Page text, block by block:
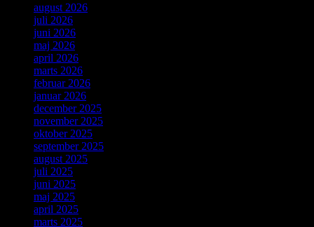
august 2026
juli 2026
juni 2026
maj 2026
april 2026
marts 2026
februar 2026
januar 2026
december 2025
november 2025
oktober 2025
september 2025
august 2025
juli 2025
juni 2025
maj 2025
april 2025
marts 2025